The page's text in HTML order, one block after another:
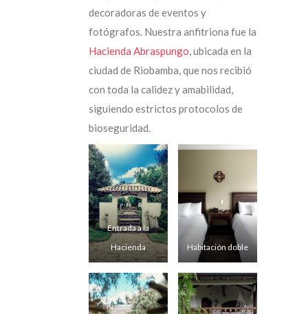
decoradoras de eventos y
fotógrafos. Nuestra anfitriona fue la
Hacienda Abraspungo, ubicada en la
ciudad de Riobamba, que nos recibió
con toda la calidez y amabilidad,
siguiendo estrictos protocolos de
bioseguridad.
Entrada a la
Hacienda
Habitación doble